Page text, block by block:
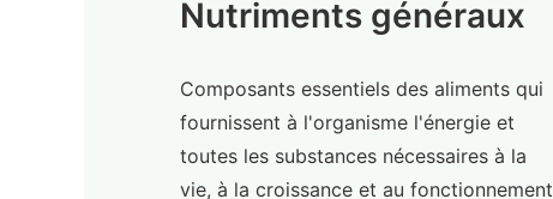
Nutriments généraux
Composants essentiels des aliments qui
fournissent à l'organisme l'énergie et
toutes les substances nécessaires à la
vie, à la croissance et au fonctionnement